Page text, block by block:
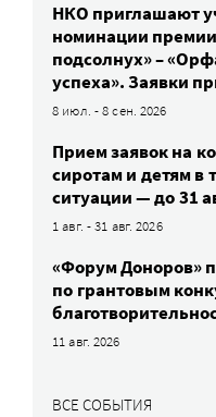
НКО приглашают
номинации
подсолнух» –
успеха». Заявки
8 июл. - 8 сен. 2026
Прием заявок на
сиротам и детям в
ситуации — до 31
1 авг. - 31 авг. 2026
«Форум Доноров»
по грантовым
11 авг. 2026
ВСЕ СОБЫТИЯ